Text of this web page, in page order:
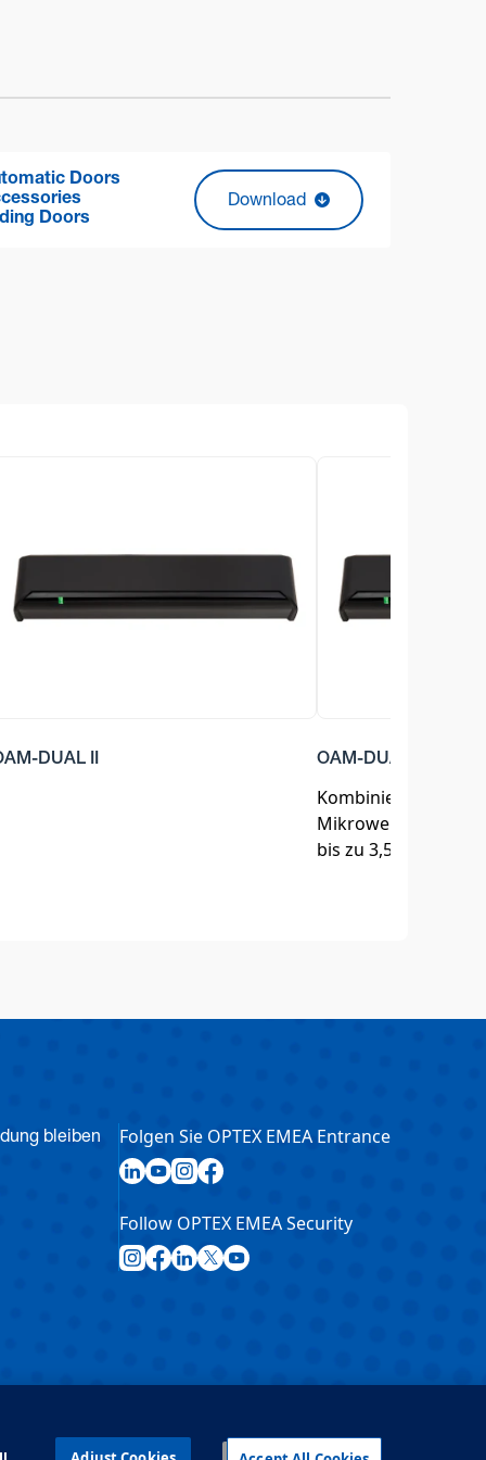
Doors
Doors
Download
DUAL II OAM-DUAL II -
Kombinierter Aktiv-
Mikrowellensensor
bis zu 3,5 Meter
bleiben Folgen Sie OPTEX EMEA Entrance
Follow OPTEX EMEA Security